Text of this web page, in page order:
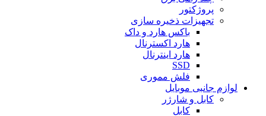
پروژکتور
تجهیزات ذخیره سازی
باکس هارد و داک
هارد اکسترنال
هارد اینترنال
SSD
فلش مموری
لوازم جانبی موبایل
کابل و شارژر
کابل